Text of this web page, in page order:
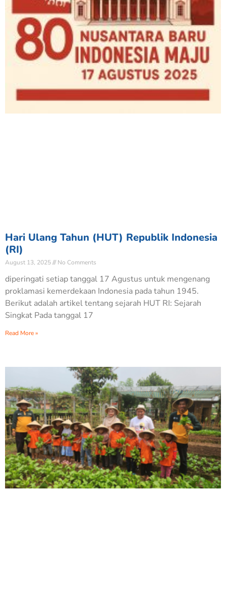
Hari Ulang Tahun (HUT) Republik Indonesia
(RI)
August 13, 2025 No Comments
diperingati setiap tanggal 17 Agustus untuk mengenang
proklamasi kemerdekaan Indonesia pada tahun 1945.
Berikut adalah artikel tentang sejarah HUT RI: Sejarah
Singkat Pada tanggal 17
Read More »